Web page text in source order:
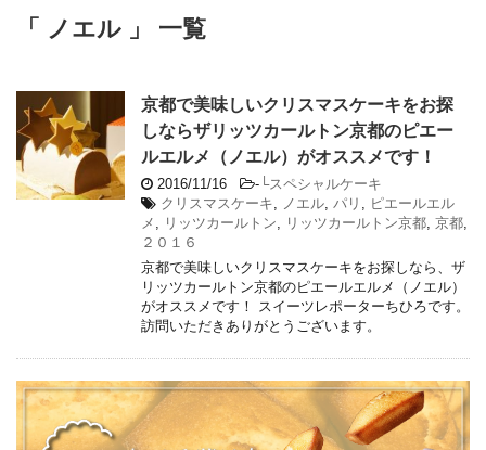
「 ノエル 」 一覧
京都で美味しいクリスマスケーキをお探
しならザリッツカールトン京都のピエー
ルエルメ（ノエル）がオススメです！
2016/11/16 - └スペシャルケーキ
クリスマスケーキ
ノエル パリ
ピエールエル
メ
リッツカールトン リッツカールトン京都 京都
２０１６
京都で美味しいクリスマスケーキをお探しなら、ザ
リッツカールトン京都のピエールエルメ（ノエル）
がオススメです！ スイーツレポーターちひろです。
訪問いただきありがとうございます。